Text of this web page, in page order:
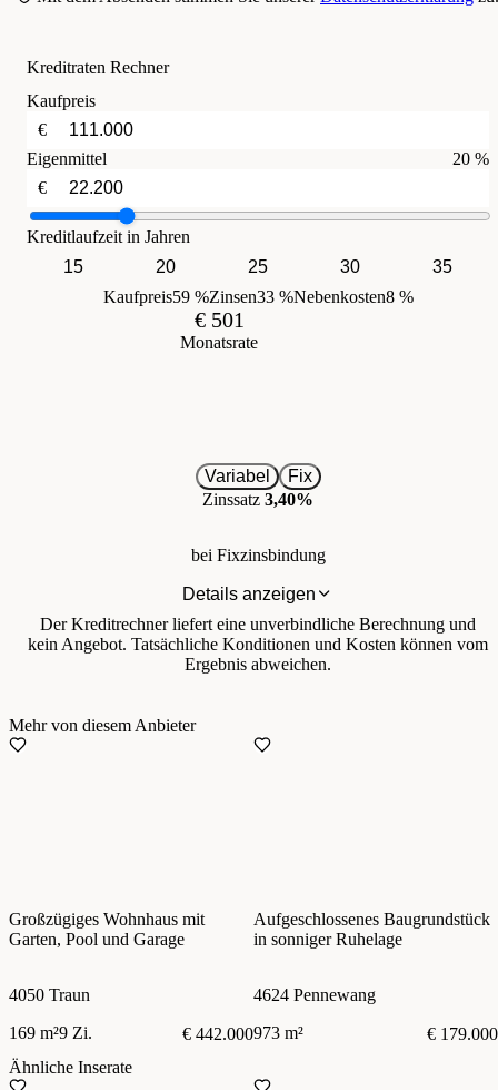
Kreditraten Rechner
Kaufpreis
€
Eigenmittel
20 %
€
Kreditlaufzeit in Jahren
15
20 25 30
35
Kaufpreis59 %Zinsen33 %Nebenkosten8 %
€ 501
Monatsrate
Variabel
Fix
Zinssatz 3,40%
bei Fixzinsbindung
Details anzeigen
Der Kreditrechner liefert eine unverbindliche Berechnung und
kein Angebot. Tatsächliche Konditionen und Kosten können vom
Ergebnis abweichen.
Mehr von diesem Anbieter
Großzügiges Wohnhaus mit
Garten, Pool und Garage
4050 Traun
169 m²9 Zi. € 442.000
Aufgeschlossenes Baugrundstück
in sonniger Ruhelage
4624 Pennewang
973 m²
€ 179.000
Ähnliche Inserate